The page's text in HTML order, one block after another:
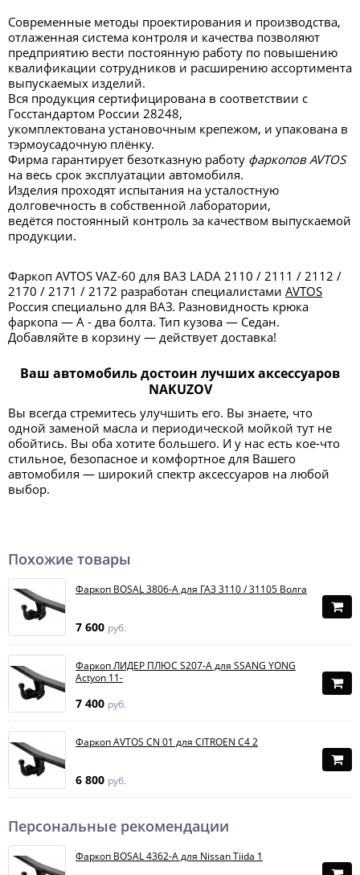
Современные методы проектирования и производства,
отлаженная система контроля и качества позволяют
предприятию вести постоянную работу по повышению
квалификации сотрудников и расширению ассортимента
выпускаемых изделий.
Вся продукция сертифицирована в соответствии с
Госстандартом России 28248,
укомплектована установочным крепежом, и упакована в
тэрмоусадочную плёнку.
Фирма гарантирует безотказную работу фаркопов AVTOS
на весь срок эксплуатации автомобиля.
Изделия проходят испытания на усталостную
долговечность в собственной лаборатории,
ведётся постоянный контроль за качеством выпускаемой
продукции.
Фаркоп AVTOS VAZ-60 для ВАЗ LADA 2110 / 2111 / 2112 /
2170 / 2171 / 2172 разработан специалистами AVTOS
Россия специально для ВАЗ. Разновидность крюка
фаркопа — А - два болта. Тип кузова — Седан.
Добавляйте в корзину — действует доставка!
Ваш автомобиль достоин лучших аксессуаров
NAKUZOV
Вы всегда стремитесь улучшить его. Вы знаете, что
одной заменой масла и периодической мойкой тут не
обойтись. Вы оба хотите большего. И у нас есть кое-что
стильное, безопасное и комфортное для Вашего
автомобиля — широкий спектр аксессуаров на любой
выбор.
Похожие товары
Фаркоп BOSAL 3806-A для ГАЗ 3110 / 31105 Волга
7 600 руб.
Фаркоп ЛИДЕР ПЛЮС S207-A для SSANG YONG
Actyon 11-
7 400 руб.
Фаркоп AVTOS CN 01 для CITROEN C4 2
6 800 руб.
Персональные рекомендации
Фаркоп BOSAL 4362-A для Nissan Tiida 1